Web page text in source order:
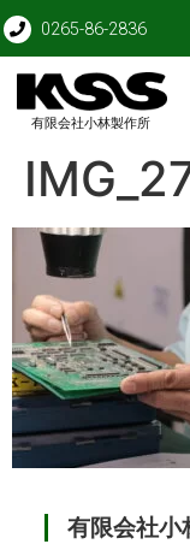
0265-86-2836
有限会社小林製作所
有限会社小